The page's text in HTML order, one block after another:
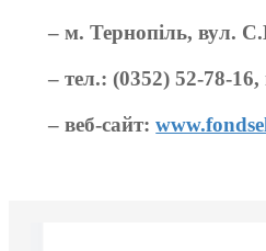
– м. Тернопіль, вул.
– тел.: (0352) 52-78-
– веб-сайт: